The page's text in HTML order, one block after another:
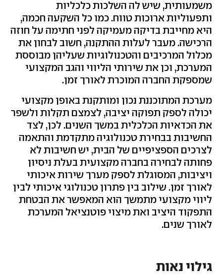
משמעותית, שיש לה השלכות כלכליות
ותפעוליות ארוכות טווח. כמו כל השקעה חכמה,
היא מחייבת בדיקה מעמיקה לפני חתימה על חוזה
הרכישה. מעבר לעלות ההתקנה, חשוב לבחון את
מכלול המרכיבים והטכנולוגיות שעליהן מבוססת
המערכת, וכן את שירותי הליווי והגב המקצועי
שמספקת החברה המוכרת לאורך זמן.
מערכת המתוכננת נכון ומותקנת באופן מקצועי
יכולה לספק תפוקה יציבה, לצמצם תקלות ולשפר
את הכדאיות הכלכלית במשך השנים. לכן, לצד
החשיבות בבחירת טכנולוגיה מתקדמת והתאמה
לצרכים הספציפיים של הבית, יש חשיבות לא
פחותה לבחירה בחברה מקצועית בעלת ניסיון
ויציבות, המסוגלת לספק מערך שירות איכותי
לאורך זמן. שילוב בין פתרון טכנולוגי איכותי לבין
ליווי מקצועי מתמשך הוא המאפשר את הבטחת
התפקוד היציב ואת מיצוי פוטנציאל המערכת
לאורך שנים.
גילוי נאות